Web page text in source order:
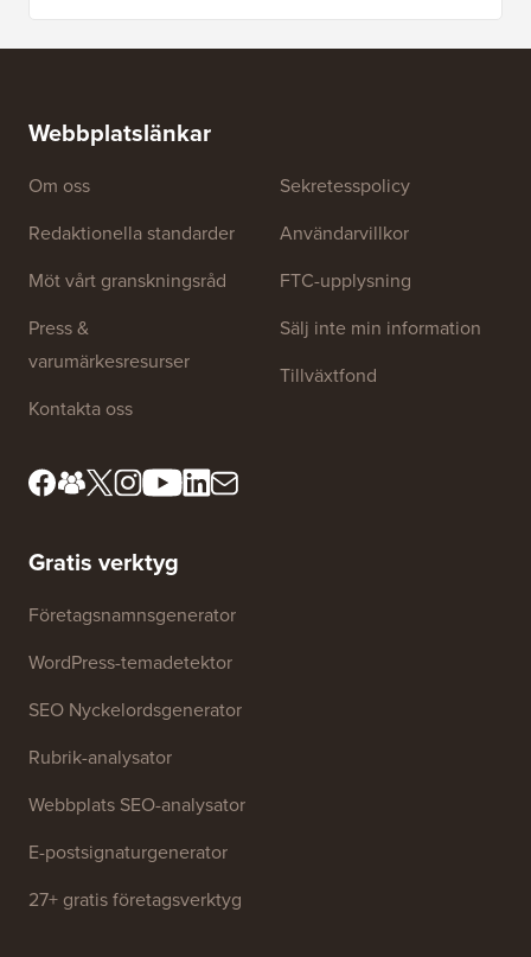
Webbplatslänkar
Om oss
Redaktionella standarder
Möt vårt granskningsråd
Press &
varumärkesresurser
Kontakta oss
Sekretesspolicy
Användarvillkor
FTC-upplysning
Sälj inte min information
Tillväxtfond
Gratis verktyg
Företagsnamnsgenerator
WordPress-temadetektor
SEO Nyckelordsgenerator
Rubrik-analysator
Webbplats SEO-analysator
E-postsignaturgenerator
27+ gratis företagsverktyg